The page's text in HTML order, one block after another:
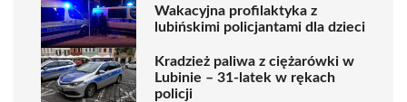
Wakacyjna profilaktyka z
lubińskimi policjantami dla dzieci
Kradzież paliwa z ciężarówki w
Lubinie – 31-latek w rękach
policji